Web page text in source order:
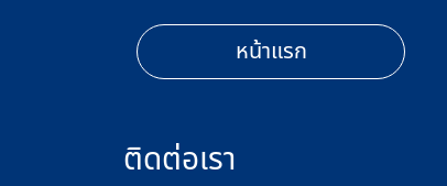
หน้าแรก
ติดต่อเรา